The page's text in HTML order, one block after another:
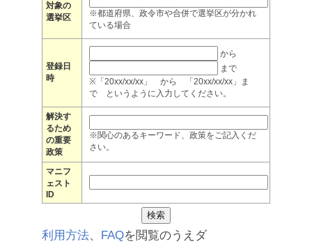
対象の
選挙区
※都道府県、政令市や合併で選挙区が分かれ
ている場合
登録日
時
から
まで
※「20xx/xx/xx」 から 「20xx/xx/xx」ま
で というように入力してください。
解決す
るため
の重要
政策
※関心のあるキーワード、政策をご記入くだ
さい。
マニフ
ェスト
ID
利用方法、 FAQを閲覧のうえダ